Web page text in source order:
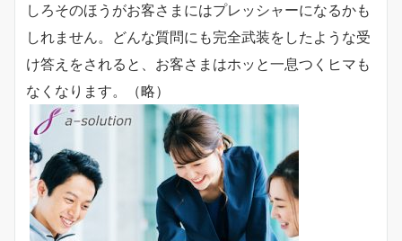
しろそのほうがお客さまにはプレッシャーになるかも
しれません。どんな質問にも完全武装をしたような受
け答えをされると、お客さまはホッと一息つくヒマも
なくなります。（略）